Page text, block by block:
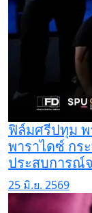
ฟิล์มศรีปทุม พ
พาราไดซ์ กร
ประสบการณ์
25 มิ.ย. 2569